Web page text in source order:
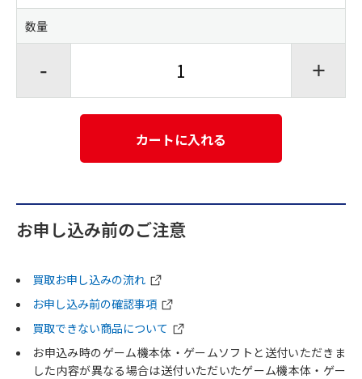
数量
- +
カートに入れる
お申し込み前のご注意
買取お申し込みの流れ
お申し込み前の確認事項
買取できない商品について
お申込み時のゲーム機本体・ゲームソフトと送付いただきま
した内容が異なる場合は送付いただいたゲーム機本体・ゲー